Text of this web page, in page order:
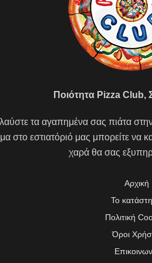
Ποιότητα Pizza Club,
τα αγαπημένα σας πιάτα
στο εστιατόριό μας μπορείτε να
χαρά θα σας
Αρχική
Το
Πολιτική
Όροι